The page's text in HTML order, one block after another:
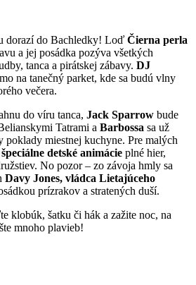
dorazí do Bachledky! Loď Čierna perla
a jej posádka pozýva všetkých
tanca a pirátskej zábavy. DJ
na tanečný parket, kde sa budú vlny
večera.
do víru tanca, Jack Sparrow bude
Tatrami a Barbossa sa už
poklady miestnej kuchyne. Pre malých
detské animácie plné hier,
No pozor – zo závoja hmly sa
Davy Jones, vládca Lietajúceho
prízrakov a stratených duší.
klobúk, šatku či hák a zažite noc, na
mnoho plavieb!